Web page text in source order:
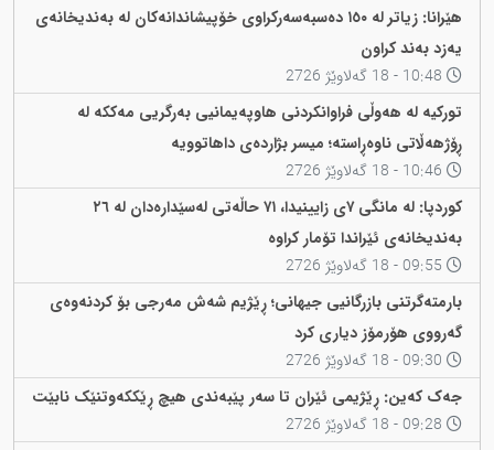
هێرانا: زیاتر لە ١٥٠ دەسبەسەرکراوی خۆپیشاندانەکان لە بەندیخانەی
یەزد بەند کراون
تورکیە لە هەوڵی فراوانکردنی هاوپەیمانیی بەرگریی مەککە لە
ڕۆژهەڵاتی ناوەڕاستە؛ میسر بژاردەی داهاتوویە
کوردپا: لە مانگی ٧ی زایینیدا، ٧١ حاڵەتی لەسێدارەدان لە ٢٦
بەندیخانەی ئێراندا تۆمار کراوە
بارمتەگرتنی بازرگانیی جیهانی؛ ڕێژیم شەش مەرجی بۆ کردنەوەی
گەرووی هۆرمۆز دیاری کرد
جەک کەین: ڕێژیمی ئێران تا سەر پێبەندی هیچ ڕێککەوتنێک نابێت